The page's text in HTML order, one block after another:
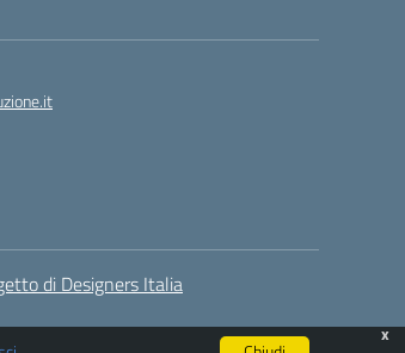
di Designers Italia
x